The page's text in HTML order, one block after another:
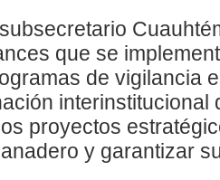
que se
de vigilancia
interinstitucional
proyectos
y garantizar